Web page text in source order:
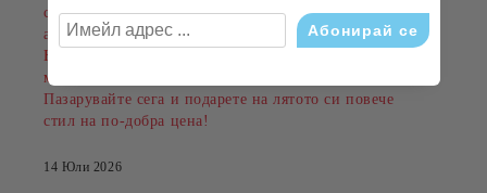
с намаления до-50%на избрани обувки, дрехи и
аксесоари.
Намаленията важат за разнообразни артикули и
марки, а количествата са ограничени.
Пазарувайте сега и подарете на лятото си повече
стил на по-добра цена!
14 Юли 2026